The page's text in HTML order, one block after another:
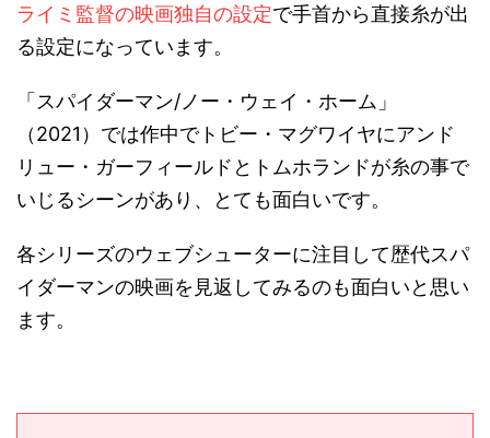
ライミ監督の映画独自の設定で手首から直接糸が出
る設定になっています。
「スパイダーマン/ノー・ウェイ・ホーム」
（2021）では作中でトビー・マグワイヤにアンド
リュー・ガーフィールドとトムホランドが糸の事で
いじるシーンがあり、とても面白いです。
各シリーズのウェブシューターに注目して歴代スパ
イダーマンの映画を見返してみるのも面白いと思い
ます。